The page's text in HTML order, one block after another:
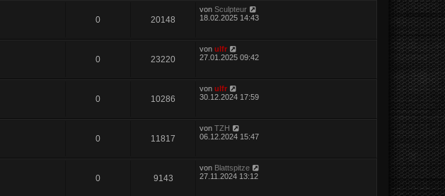
0 20148
von Sculpteur
18.02.2025 14:43
0 23220
von ulfr
27.01.2025 09:42
0 10286
von ulfr
30.12.2024 17:59
0 11817
von TZH
06.12.2024 15:47
0 9143
von Blattspitze
27.11.2024 13:12